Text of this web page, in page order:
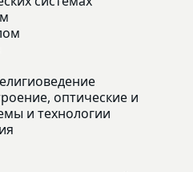
оптические и
и технологии